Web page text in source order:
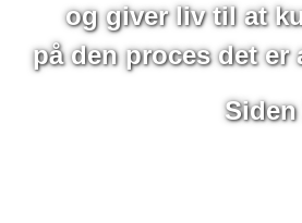
og giver liv til at
på den proces det er
Siden